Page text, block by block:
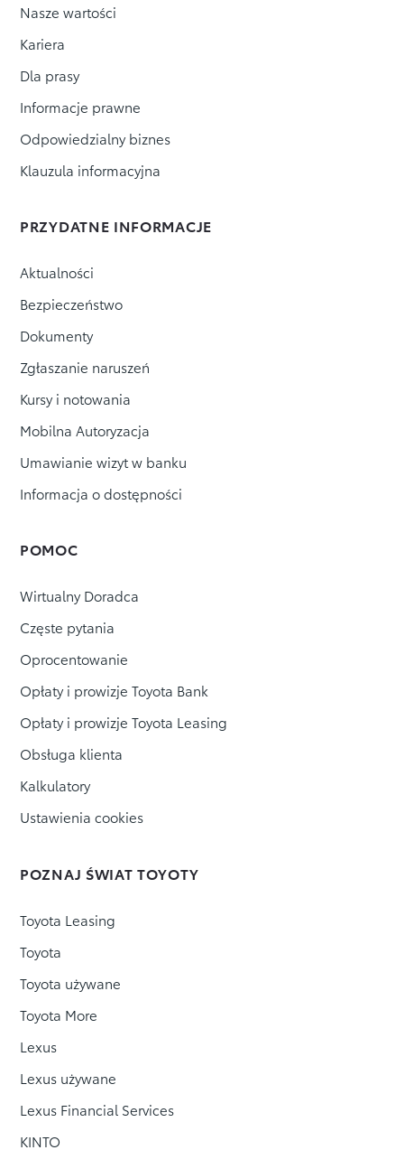
Nasze wartości
Kariera
Dla prasy
Informacje prawne
Odpowiedzialny biznes
Klauzula informacyjna
PRZYDATNE INFORMACJE
Aktualności
Bezpieczeństwo
Dokumenty
Zgłaszanie naruszeń
Kursy i notowania
Mobilna Autoryzacja
Umawianie wizyt w banku
Informacja o dostępności
POMOC
Wirtualny Doradca
Częste pytania
Oprocentowanie
Opłaty i prowizje Toyota Bank
Opłaty i prowizje Toyota Leasing
Obsługa klienta
Kalkulatory
Ustawienia cookies
POZNAJ ŚWIAT TOYOTY
Toyota Leasing
Toyota
Toyota używane
Toyota More
Lexus
Lexus używane
Lexus Financial Services
KINTO